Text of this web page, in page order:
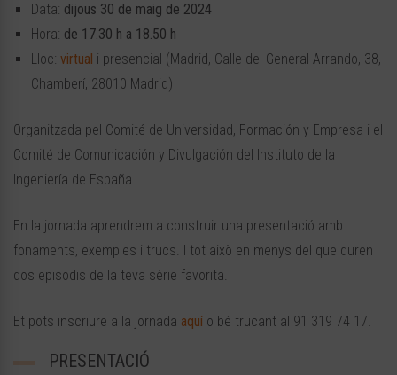
Data: dijous 30 de maig de 2024
Hora: de 17.30 h a 18.50 h
Lloc: virtual i presencial (Madrid, Calle del General Arrando, 38,
Chamberí, 28010 Madrid)
Organitzada pel Comité de Universidad, Formación y Empresa i el
Comité de Comunicación y Divulgación del Instituto de la
Ingeniería de España.
En la jornada aprendrem a construir una presentació amb
fonaments, exemples i trucs. I tot això en menys del que duren
dos episodis de la teva sèrie favorita.
Et pots inscriure a la jornada aquí o bé trucant al 91 319 74 17.
PRESENTACIÓ